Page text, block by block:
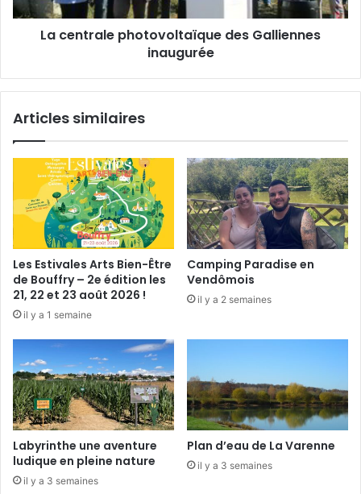
n
e
l
o
a
e
d
s
G
l
l
i
e
n
n
e
La centrale photovoltaïque des Galliennes
inaugurée
Articles similaires
Les Estivales Arts Bien-Être
de Bouffry – 2e édition les
21, 22 et 23 août 2026 !
il y a 1 semaine
Camping Paradise en
Vendômois
il y a 2 semaines
Labyrinthe une aventure
ludique en pleine nature
il y a 3 semaines
Plan d’eau de La Varenne
il y a 3 semaines